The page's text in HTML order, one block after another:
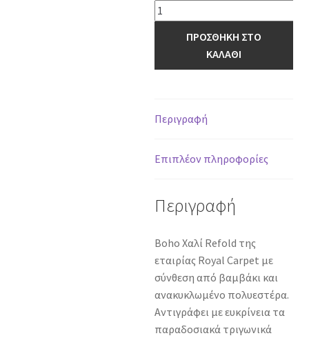
Χαλί
Refold
170
ποσότητα
ΠΡΟΣΘΗΚΗ ΣΤΟ
ΚΑΛΑΘΙ
Περιγραφή
Επιπλέον πληροφορίες
Περιγραφή
Boho Χαλί Refold της
εταιρίας Royal Carpet με
σύνθεση από βαμβάκι και
ανακυκλωμένο πολυεστέρα.
Αντιγράφει με ευκρίνεια τα
παραδοσιακά τριγωνικά